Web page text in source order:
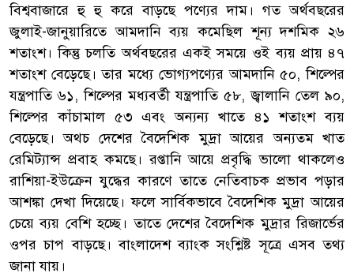
বিশ্ববাজারে হু হু করে বাড়ছে পণ্যের দাম। গত অর্থবছরের
জুলাই-জানুয়ারিতে আমদানি ব্যয় কমেছিল শূন্য দশমিক ২৬
শতাংশ। কিন্তু চলতি অর্থবছরের একই সময়ে ওই ব্যয় প্রায় ৪৭
শতাংশ বেড়েছে। তার মধ্যে ভোগ্যপণ্যের আমদানি ৫০, শিল্পের
যন্ত্রপাতি ৬১, শিল্পের মধ্যবর্তী যন্ত্রপাতি ৫৮, জ্বালানি তেল ৯০,
শিল্পের কাঁচামাল ৫৩ এবং অন্যন্য খাতে ৪১ শতাংশ ব্যয়
বেড়েছে। অথচ দেশের বৈদেশিক মুদ্রা আয়ের অন্যতম খাত
রেমিট্যান্স প্রবাহ কমছে। রপ্তানি আয়ে প্রবৃদ্ধি ভালো থাকলেও
রাশিয়া-ইউক্রেন যুদ্ধের কারণে তাতে নেতিবাচক প্রভাব পড়ার
আশঙ্কা দেখা দিয়েছে। ফলে সার্বিকভাবে বৈদেশিক মুদ্রা আয়ের
চেয়ে ব্যয় বেশি হচ্ছে। তাতে দেশের বৈদেশিক মুদ্রার রিজার্ভের
ওপর চাপ বাড়ছে। বাংলাদেশ ব্যাংক সংশ্লিষ্ট সূত্রে এসব তথ্য
জানা যায়।